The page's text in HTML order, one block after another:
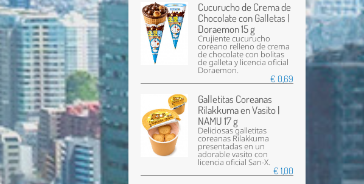
Cucurucho de Crema de
Chocolate con Galletas |
Doraemon 15 g
Crujiente cucurucho
coreano relleno de crema
de chocolate con bolitas
de galleta y licencia oficial
Doraemon.
€ 0,69
Galletitas Coreanas
Rilakkuma en Vasito |
NAMU 17 g
Deliciosas galletitas
coreanas Rilakkuma
presentadas en un
adorable vasito con
licencia oficial San-X.
€ 1,00